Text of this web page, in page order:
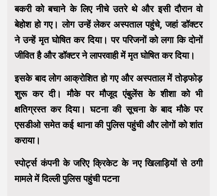
बकरी को बचाने के लिए नीचे उतरे थे और इसी दौरान वो
बेहोश हो गए। लोग उन्हें लेकर अस्पताल पहुंचे, जहां डॉक्टर
ने उन्हें मृत घोषित कर दिया। पर परिजनों को लगा कि दोनों
जीवित है और डॉक्टर ने लापरवाही में मृत घोषित कर दिया।
इसके बाद लोग आक्रोशित हो गए और अस्पताल में तोड़फोड़
शुरू कर दी। मौके पर मौजूद एंबुलेंस के शीशा को भी
क्षतिग्रस्त कर दिया। घटना की सूचना के बाद मौके पर
एसडीओ समेत कई थाना की पुलिस पहुंची और लोगों को शांत
कराया।
स्पोर्ट्स कंपनी के जरिए क्रिकेट के नए खिलाड़ियों से ठगी
मामले में दिल्ली पुलिस पहुंची पटना